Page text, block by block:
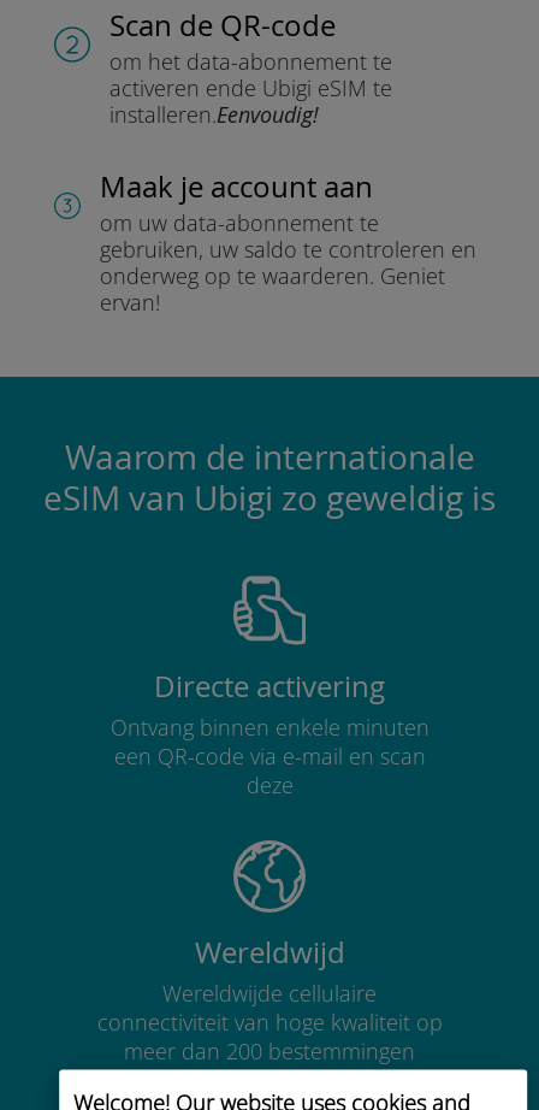
Welcome! Our website uses cookies and
Scan de QR-code
om het data-abonnement te
activeren ende Ubigi eSIM te
installeren.Eenvoudig!
Maak je account aan
om uw data-abonnement te
gebruiken, uw saldo te controleren en
onderweg op te waarderen. Geniet
ervan!
Waarom de internationale
eSIM van Ubigi zo geweldig is
Directe activering
Ontvang binnen enkele minuten
een QR-code via e-mail en scan
deze
Wereldwijd
Wereldwijde cellulaire
connectiviteit van hoge kwaliteit op
meer dan 200 bestemmingen